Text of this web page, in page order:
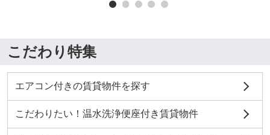
こだわり特集
エアコン付きの賃貸物件を探す
こだわりたい！温水洗浄便座付き賃貸物件